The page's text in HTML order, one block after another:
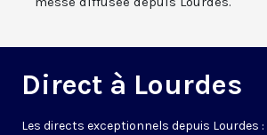
Direct à Lourdes
Les directs exceptionnels depuis Lourdes :